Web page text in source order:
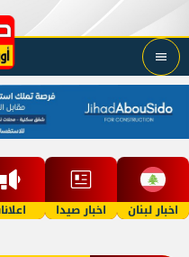
اخبار لبنان اخبار صيدا